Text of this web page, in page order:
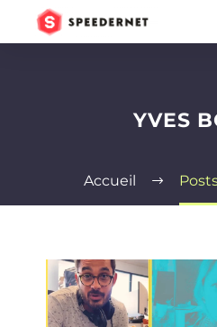
YVES
Accueil